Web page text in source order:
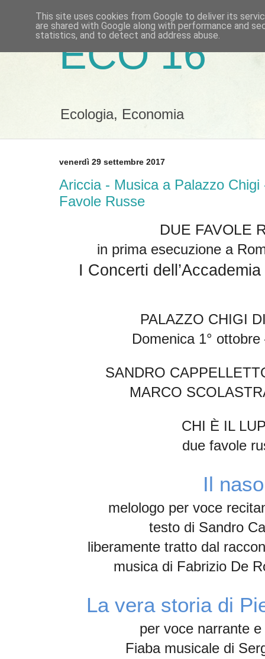
ECO 16
Ecologia, Economia
venerdì 29 settembre 2017
Ariccia - Musica a Palazzo
Favole Russe
DUE FAVOLE
in prima esecuzione a
I Concerti
PALAZZO CHIGI
Domenica 1°
SANDRO
MARCO
CHI È IL
due favole
Il naso
melologo per voce
testo di Sandro
liberamente tratto dal
musica di Fabrizio De
La vera storia di
per voce narrante
Fiaba musicale di
This site uses cookies from Google to deliver its
are shared with Google along with performance and
statistics, and to detect and address abuse.